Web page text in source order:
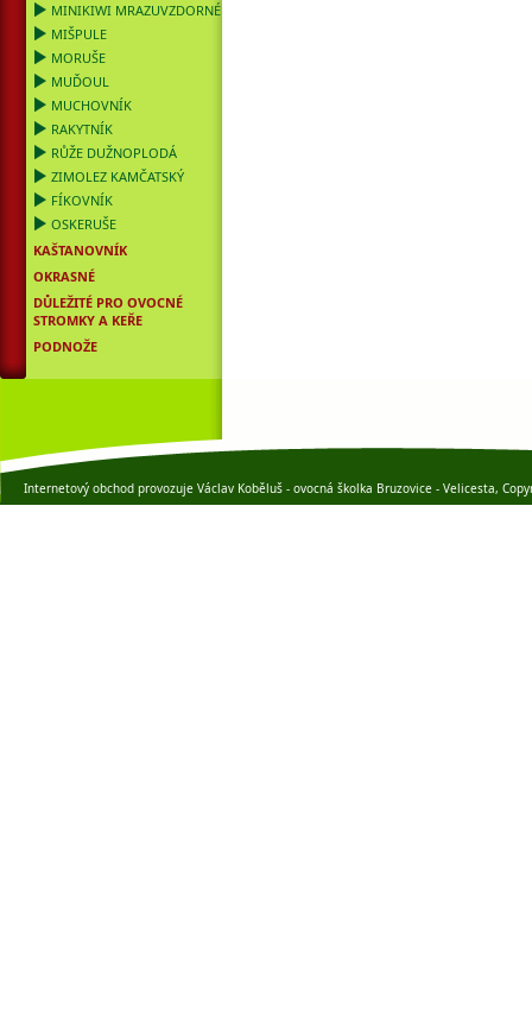
MINIKIWI MRAZUVZDORNÉ
MIŠPULE
MORUŠE
MUĎOUL
MUCHOVNÍK
RAKYTNÍK
RŮŽE DUŽNOPLODÁ
ZIMOLEZ KAMČATSKÝ
FÍKOVNÍK
OSKERUŠE
KAŠTANOVNÍK
OKRASNÉ
DŮLEŽITÉ PRO OVOCNÉ
STROMKY A KEŘE
PODNOŽE
Internetový obchod provozuje Václav Koběluš - ovocná školka Bruzovice - Velicesta,